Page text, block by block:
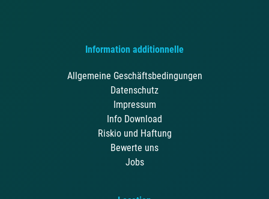
Information additionnelle
Allgemeine Geschäftsbedingungen
Datenschutz
Impressum
Info Download
Riskio und Haftung
Bewerte uns
Jobs